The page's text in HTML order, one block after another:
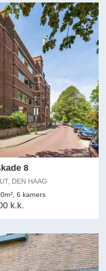
8
DEN HAAG
6 kamers
k.k.